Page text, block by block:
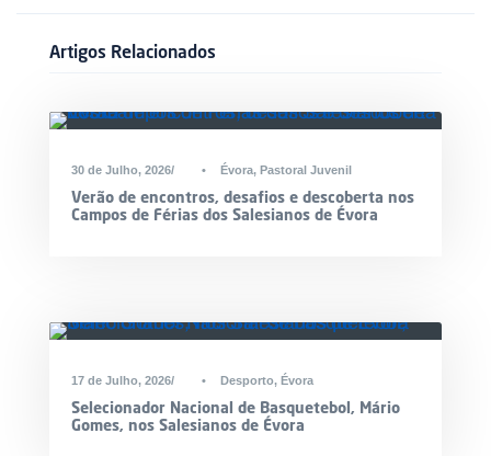
Artigos Relacionados
30 de Julho, 2026 • Évora, Pastoral Juvenil
Verão de encontros, desafios e descoberta nos
Campos de Férias dos Salesianos de Évora
17 de Julho, 2026 • Desporto, Évora
Selecionador Nacional de Basquetebol, Mário
Gomes, nos Salesianos de Évora